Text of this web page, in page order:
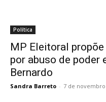
Política
MP Eleitoral
por abuso de poder
Bernardo
Sandra Barreto - 7 de novembro